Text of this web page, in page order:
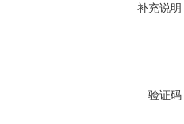
补充说明
验证码